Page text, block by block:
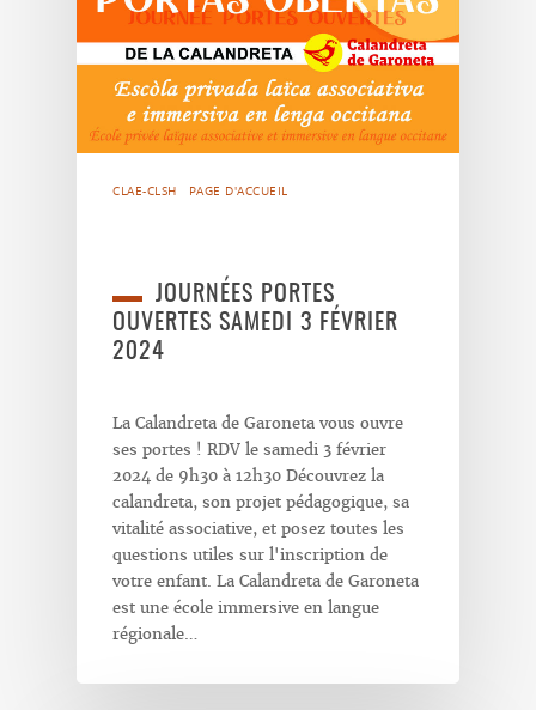
CLAE-CLSH PAGE D'ACCUEIL
JOURNÉES PORTES
OUVERTES SAMEDI 3 FÉVRIER
2024
La Calandreta de Garoneta vous ouvre
ses portes ! RDV le samedi 3 février
2024 de 9h30 à 12h30 Découvrez la
calandreta, son projet pédagogique, sa
vitalité associative, et posez toutes les
questions utiles sur l'inscription de
votre enfant. La Calandreta de Garoneta
est une école immersive en langue
régionale…